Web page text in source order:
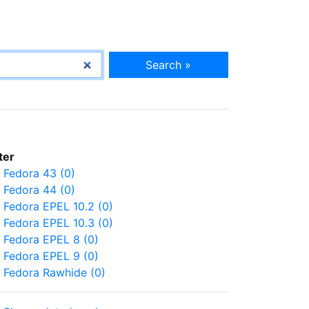
Search »
Fedora 43 (0)
Fedora 44 (0)
Fedora EPEL 10.2 (0)
Fedora EPEL 10.3 (0)
Fedora EPEL 8 (0)
Fedora EPEL 9 (0)
Fedora Rawhide (0)